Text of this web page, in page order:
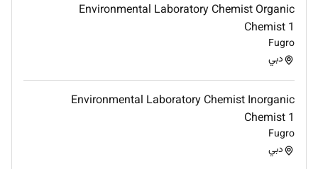
Environmental Laboratory Chemist Organic
Chemist 1
Fugro
دبي
Environmental Laboratory Chemist Inorganic
Chemist 1
Fugro
دبي